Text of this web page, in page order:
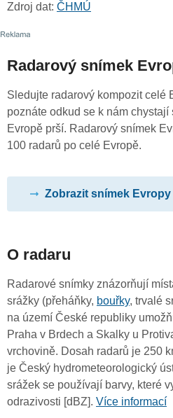
Zdroj dat: ČHMÚ
Radarový snímek
Sledujte radarový kompozit celé
poznáte odkud se k nám
Evropě prší. Radarový snímek
100 radarů po celé Evropě.
Zobrazit snímek Evropy
O radaru
Radarové snímky znázorňují
srážky (přeháňky, bouřky, trvalé
na území České republiky
Praha v Brdech a Skalky u
vrchovině. Dosah radarů je 250
je Český hydrometeorologický
srážek se používají barvy, které
odrazivosti [dBZ]. Více informací